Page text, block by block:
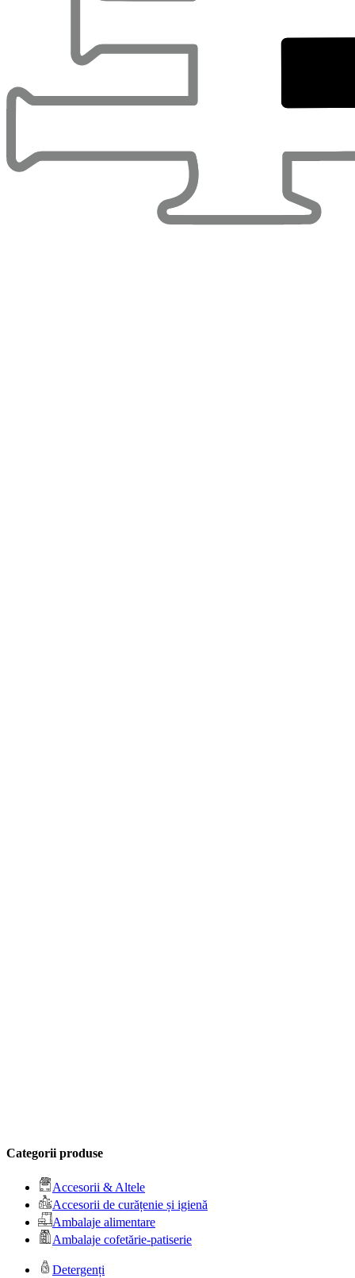
Categorii produse
Accesorii & Altele
Accesorii de curățenie și igienă
Ambalaje alimentare
Ambalaje cofetărie-patiserie
Detergenți